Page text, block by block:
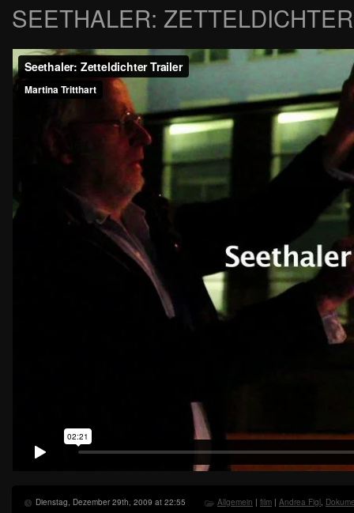
SEETHALER:
Dienstag, Dezember 29th, 2009 at 22:55 Allgemein | film | Andrea Figl,